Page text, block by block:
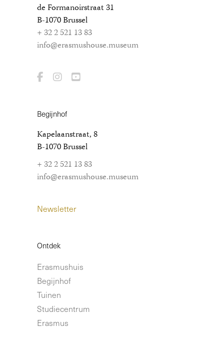
de Formanoirstraat 31
B-1070 Brussel
+ 32 2 521 13 83
info@erasmushouse.museum
Begijnhof
Kapelaanstraat, 8
B-1070 Brussel
+ 32 2 521 13 83
info@erasmushouse.museum
Newsletter
Ontdek
Erasmushuis
Begijnhof
Tuinen
Studiecentrum
Erasmus